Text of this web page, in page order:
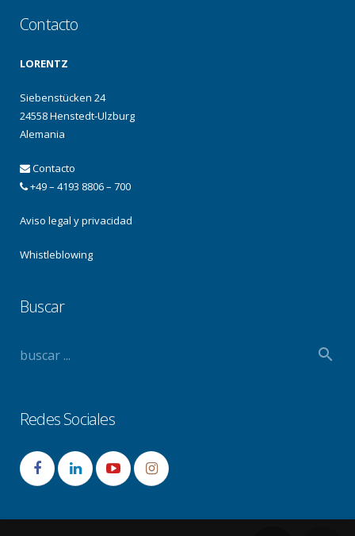
Contacto
LORENTZ
Siebenstücken 24
24558 Henstedt-Ulzburg
Alemania
Contacto
+49 – 4193 8806 – 700
Aviso legal y privacidad
Whistleblowing
Buscar
Redes Sociales